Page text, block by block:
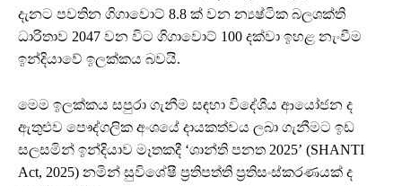
දැනට පවතින ගිගාවොට් 8.8 ක් වන න්‍යෂ්ටික බලශක්ති
ධාරිතාව 2047 වන විට ගිගාවොට් 100 දක්වා ඉහළ නැංවීම
ඉන්දියාවේ ඉලක්කය බවයි.
මෙම ඉලක්කය සපුරා ගැනීම සඳහා විදේශීය ආයෝජන ද
ඇතුළුව පෞද්ගලික අංශයේ දායකත්වය ලබා ගැනීමට ඉඩ
සලසමින් ඉන්දියාව මෑතකදී ‘ශාන්ති පනත 2025’ (SHANTI
Act, 2025) නමින් සුවිශේෂී ප්‍රතිපත්ති ප්‍රතිසංස්කරණයක් ද